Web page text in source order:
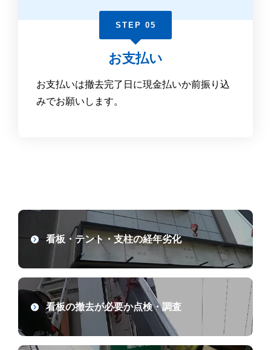
STEP 05
お支払い
お支払いは撤去完了日に現金払いか前振り込
みでお願いします。
看板・テント・支柱の経年劣化
看板の撤去が必要か点検・調査